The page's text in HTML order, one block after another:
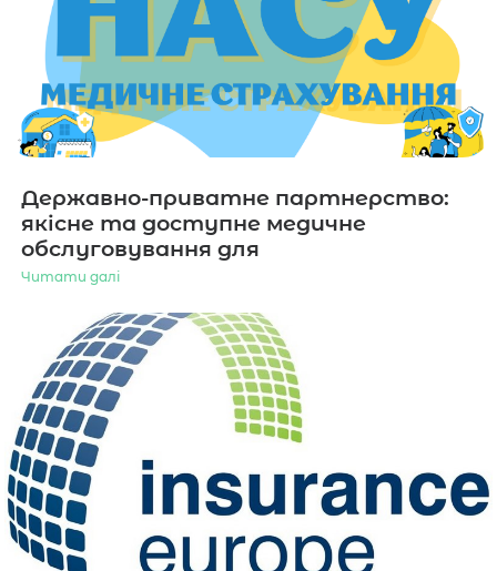
Державно-приватне партнерство:
якісне та доступне медичне
обслуговування для
Читати далі